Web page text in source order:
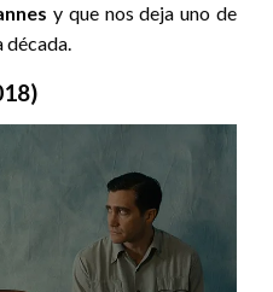
y que nos deja uno de
década.